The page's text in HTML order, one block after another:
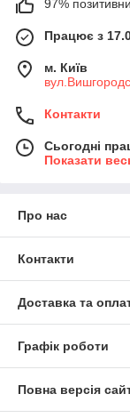
97%
Працює з
м. Київ
Контакти
Сьогодні
Показати
Про нас
Контакти
Доставка та
Графік роботи
Повна версія